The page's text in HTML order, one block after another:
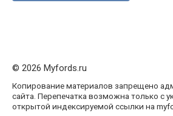
© 2026 Myfords.ru
Копирование материалов запрещено
сайта. Перепечатка возможна только с
открытой индексируемой ссылки на